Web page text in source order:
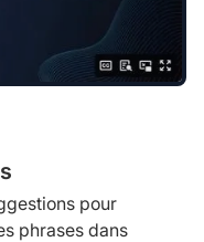
pour
phrases dans